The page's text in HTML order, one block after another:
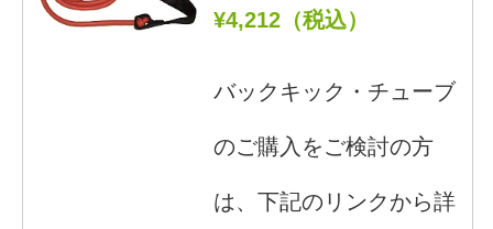
¥4,212（税込）
バックキック・チューブ
のご購入をご検討の方
は、下記のリンクから詳